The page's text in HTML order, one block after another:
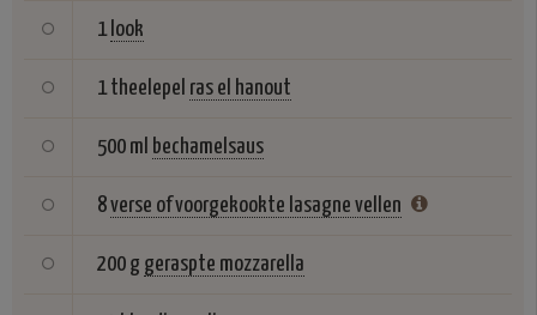
1 look
1 theelepel ras el hanout
500 ml bechamelsaus
8verse of voorgekookte lasagne vellen
200 g geraspte mozzarella